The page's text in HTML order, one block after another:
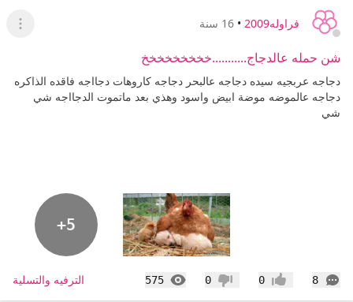
فراوله2009 • 16 سنة
عرض
شن حمله عالدجاج...........خخخخخخخخخ
دجاجه عربجيه سيده دجاجه عالبحر دجاجه كاروهات دجااجه فاقده الذاكره
دجاجه عالموضه موضة ابيض واسود وهذي بعد ماتموت الدجااجه شي
شي
+5
8
التعليقات إعجاب0 عدم إعجاب
0
575
المشاهدات الترفيه والتسلية